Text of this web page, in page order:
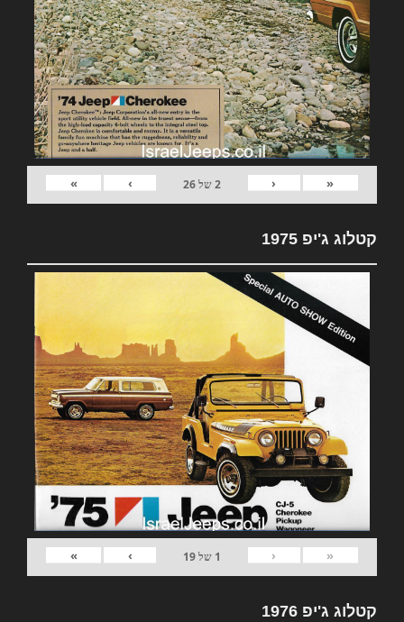
«
‹
2של26
›
»
קטלוג ג'יפ 1975
«
‹
1 של19
›
»
קטלוג ג'יפ 1976